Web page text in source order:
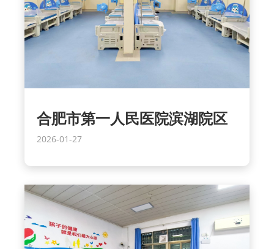
合肥市第一人民医院滨湖院区
2026-01-27